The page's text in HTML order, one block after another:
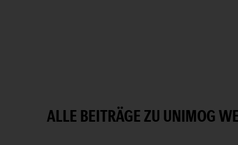
ALLE BEITRÄGE ZU UNIMOG